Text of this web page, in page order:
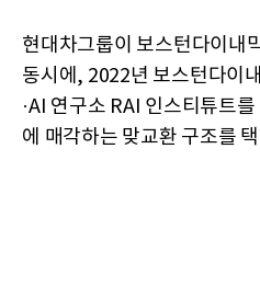
현대차그룹이 보스턴다이내
동시에, 2022년 보스턴다이
·AI 연구소 RAI 인스티튜트
에 매각하는 맞교환 구조를